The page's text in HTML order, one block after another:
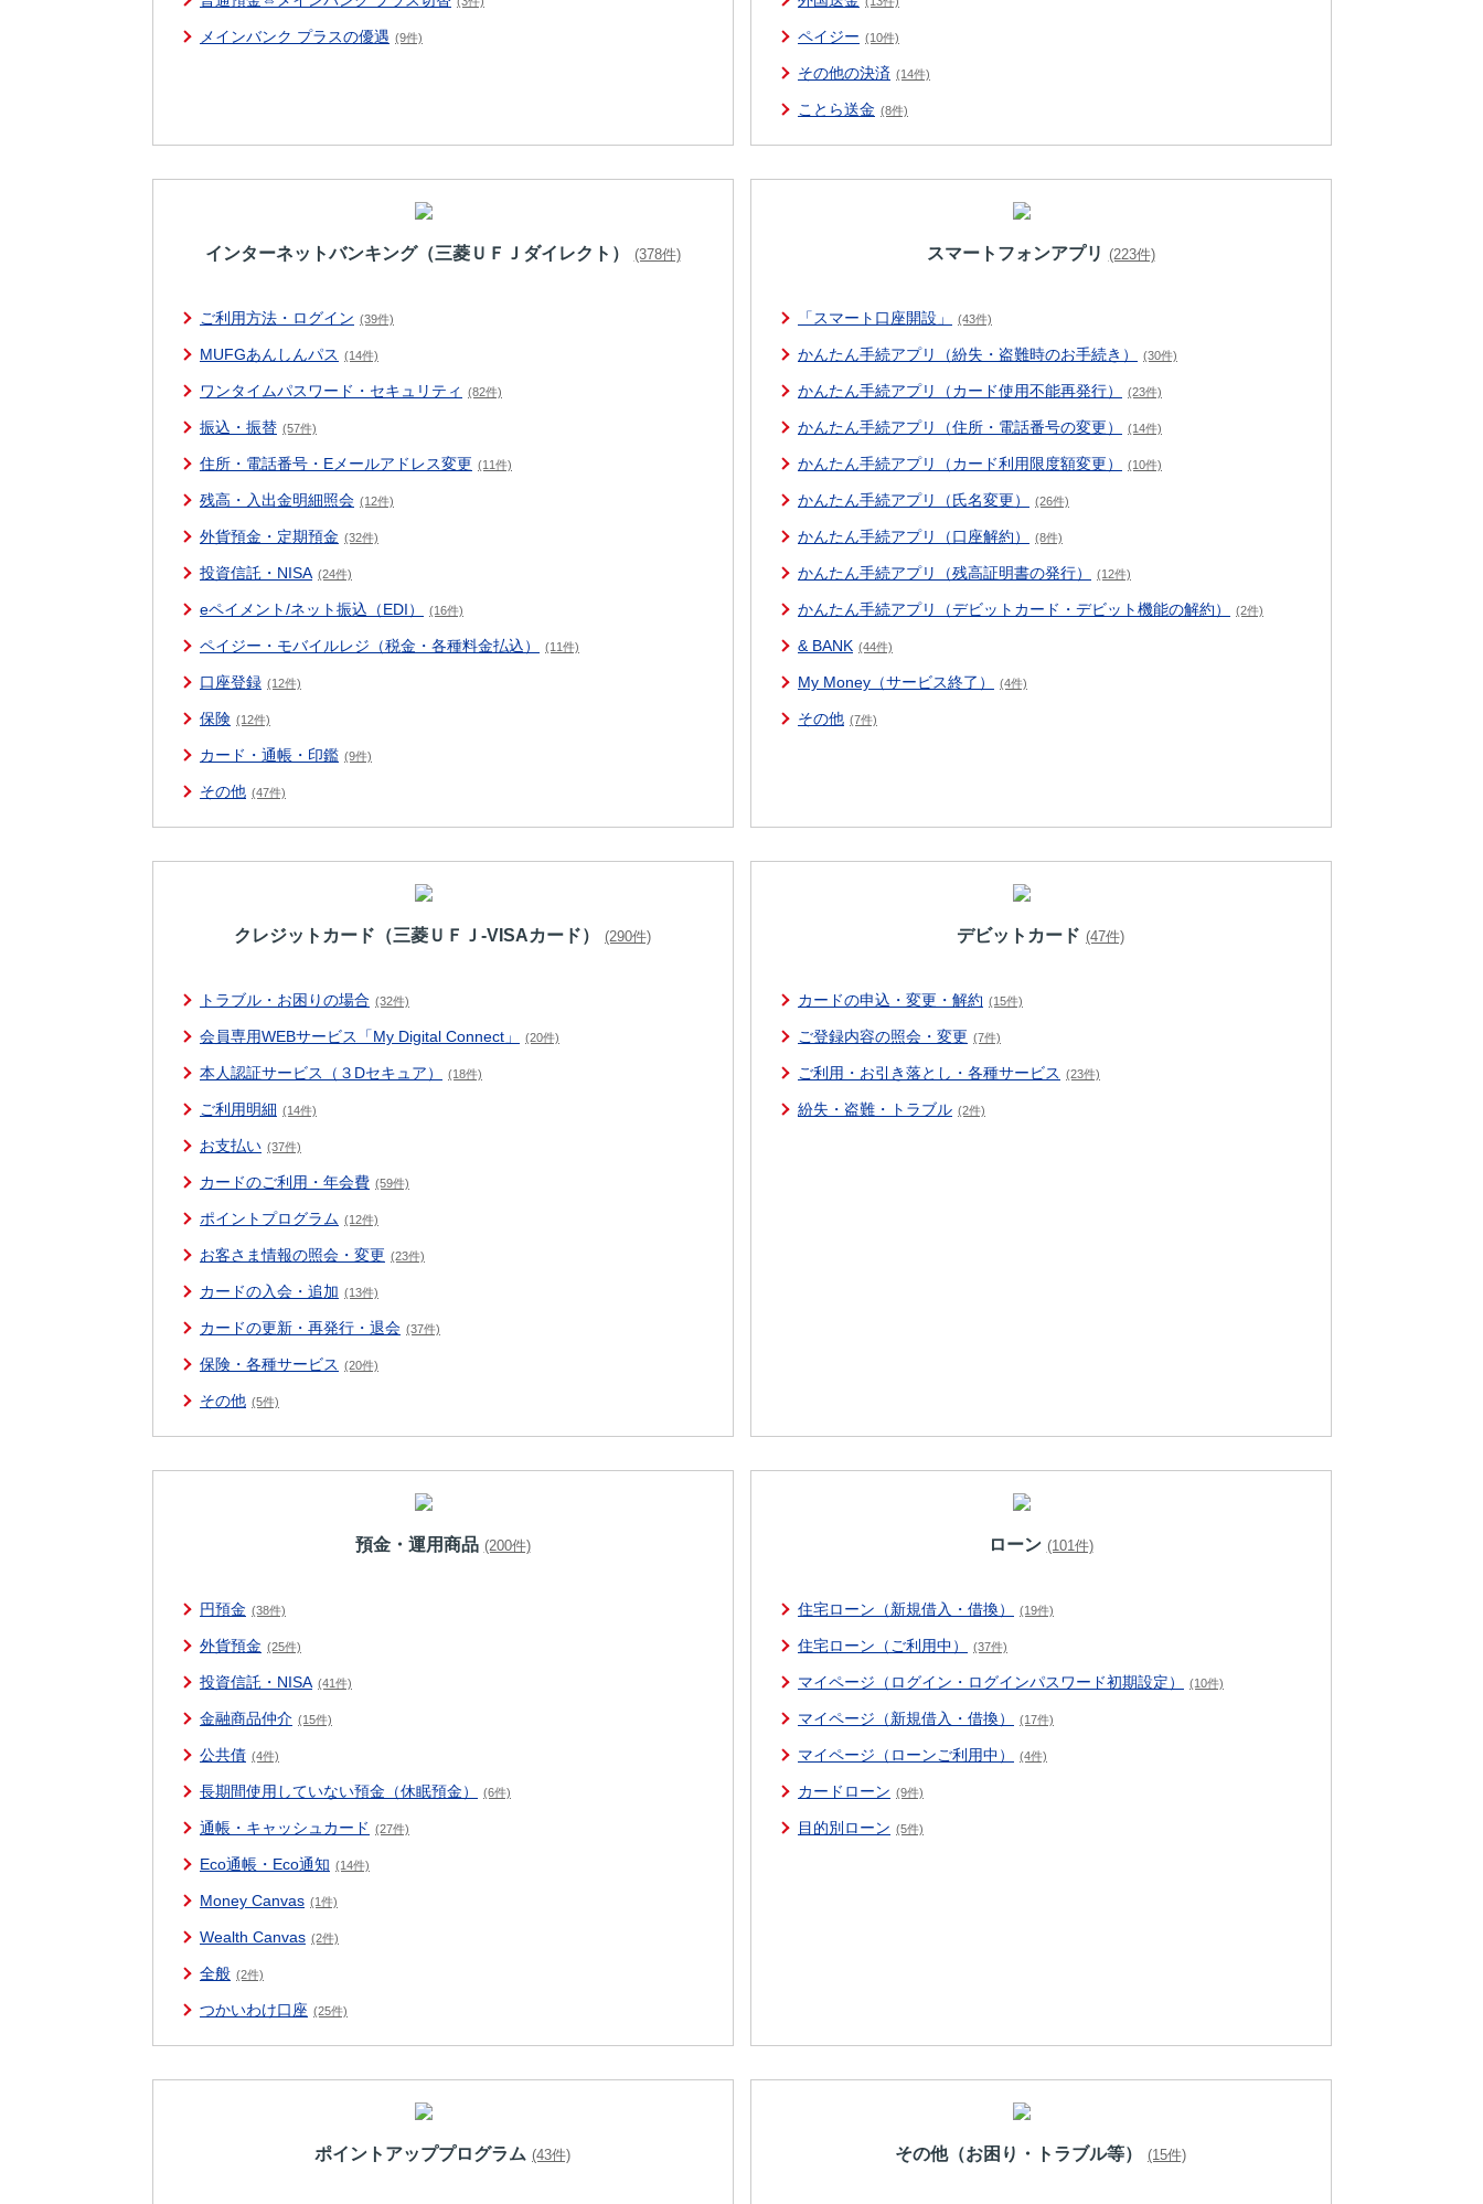
メインバンク プラスの優遇 (9件) ペイジー (10件)
その他の決済 (14件)
ことら送金 (8件)
インターネットバンキング（三菱ＵＦＪダイレクト） (378件)
ご利用方法・ログイン (39件)
MUFGあんしんパス (14件)
ワンタイムパスワード・セキュリティ (82件)
振込・振替 (57件)
住所・電話番号・Eメールアドレス変更 (11件)
残高・入出金明細照会 (12件)
外貨預金・定期預金 (32件)
投資信託・NISA (24件)
eペイメント/ネット振込（EDI） (16件)
ペイジー・モバイルレジ（税金・各種料金払込） (11件)
口座登録 (12件)
保険 (12件)
カード・通帳・印鑑 (9件)
その他 (47件)
スマートフォンアプリ (223件)
「スマート口座開設」 (43件)
かんたん手続アプリ（紛失・盗難時のお手続き） (30件)
かんたん手続アプリ（カード使用不能再発行） (23件)
かんたん手続アプリ（住所・電話番号の変更） (14件)
かんたん手続アプリ（カード利用限度額変更） (10件)
かんたん手続アプリ（氏名変更） (26件)
かんたん手続アプリ（口座解約） (8件)
かんたん手続アプリ（残高証明書の発行） (12件)
かんたん手続アプリ（デビットカード・デビット機能の解約） (2件)
& BANK (44件)
My Money（サービス終了） (4件)
その他 (7件)
クレジットカード（三菱ＵＦＪ-VISAカード） (290件)
トラブル・お困りの場合 (32件)
会員専用WEBサービス「My Digital Connect」 (20件)
本人認証サービス（３Dセキュア） (18件)
ご利用明細 (14件)
お支払い (37件)
カードのご利用・年会費 (59件)
ポイントプログラム (12件)
お客さま情報の照会・変更 (23件)
カードの入会・追加 (13件)
カードの更新・再発行・退会 (37件)
保険・各種サービス (20件)
その他 (5件)
デビットカード (47件)
カードの申込・変更・解約 (15件)
ご登録内容の照会・変更 (7件)
ご利用・お引き落とし・各種サービス (23件)
紛失・盗難・トラブル (2件)
預金・運用商品 (200件)
円預金 (38件)
外貨預金 (25件)
投資信託・NISA (41件)
金融商品仲介 (15件)
公共債 (4件)
長期間使用していない預金（休眠預金） (6件)
通帳・キャッシュカード (27件)
Eco通帳・Eco通知 (14件)
Money Canvas (1件)
Wealth Canvas (2件)
全般 (2件)
つかいわけ口座 (25件)
ローン (101件)
住宅ローン（新規借入・借換） (19件)
住宅ローン（ご利用中） (37件)
マイページ（ログイン・ログインパスワード初期設定） (10件)
マイページ（新規借入・借換） (17件)
マイページ（ローンご利用中） (4件)
カードローン (9件)
目的別ローン (5件)
ポイントアッププログラム (43件) その他（お困り・トラブル等） (15件)